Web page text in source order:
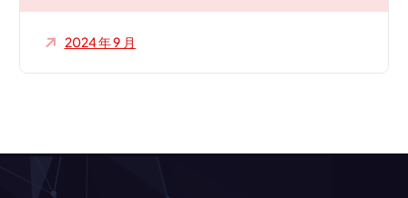
2024 年 9 月